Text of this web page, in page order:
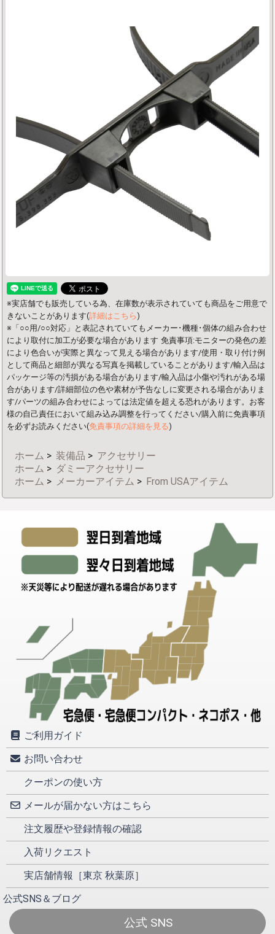
※実店舗でも販売している為、在庫数が表示されていても商品をご用意で
きないことがあります(詳細はこちら)
※「○○用/○○対応」と表記されていてもメーカー･機種･個体の組み合わせ
により取付に加工が必要な場合があります 免責事項:モニターの発色の差
により色合いが実際と異なって見える場合があります/使用・取り付け例
として商品と細部が異なる写真を掲載していることがあります/輸入品は
パッケージ等の汚損がある場合があります/輸入品は小傷や汚れがある場
合があります/詳細部位の色や素材が予告なしに変更される場合がありま
す/パーツの組み合わせによっては法定値を超える恐れがあります。お客
様の自己責任において組み込み調整を行ってください/購入前に免責事項
を必ずお読みください(免責事項の詳細を見る)
ホーム > 装備品 > アクセサリー
ホーム > ダミーアクセサリー
ホーム > メーカーアイテム > From USAアイテム
ご利用ガイド
お問い合わせ
クーポンの使い方
メールが届かない方はこちら
注文履歴や登録情報の確認
入荷リクエスト
実店舗情報［東京 秋葉原］
公式SNS＆ブログ
公式 SNS